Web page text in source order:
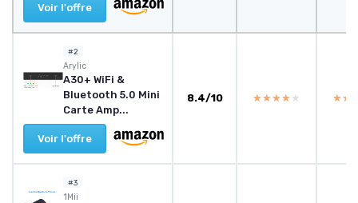
Voir l'offre
#2
Arylic
A30+ WiFi &
Bluetooth 5.0 Mini
Carte Amp...
Voir l'offre
8.4/10 ★★★★★
★★★★★
#3
1Mii